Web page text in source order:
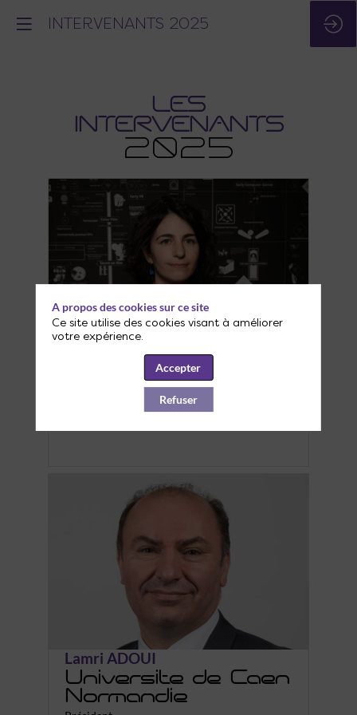
INTERVENANTS 2025
LES
INTERVENANTS
2025
Ada ACKERMAN
Chargée de recherches
Lamri ADOUI
Université de Caen
Normandie
A propos des cookies sur ce site
Ce site utilise des cookies visant à améliorer
votre expérience.
Accepter
Refuser